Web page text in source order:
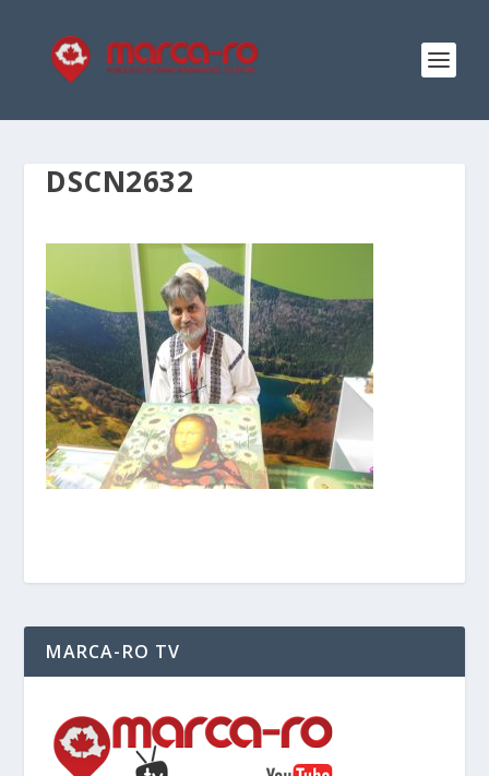
DSCN2632
MARCA-RO TV